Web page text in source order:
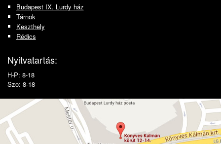
Budapest IX. Lurdy ház
Tárnok
Keszthely
Rédics
Nyitvatartás:
H-P: 8-18
Szo: 8-18